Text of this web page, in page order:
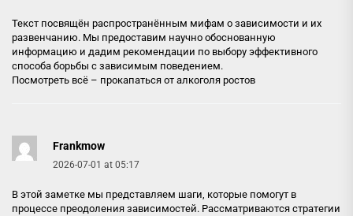
Текст посвящён распространённым мифам о зависимости и их
развенчанию. Мы предоставим научно обоснованную
информацию и дадим рекомендации по выбору эффективного
способа борьбы с зависимым поведением.
Посмотреть всё – прокапаться от алкоголя ростов
Frankmow
2026-07-01 at 05:17
В этой заметке мы представляем шаги, которые помогут в
процессе преодоления зависимостей. Рассматриваются стратегии